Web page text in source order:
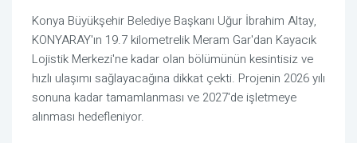
Konya Büyükşehir Belediye Başkanı Uğur İbrahim Altay,
KONYARAY'ın 19.7 kilometrelik Meram Gar'dan Kayacık
Lojistik Merkezi'ne kadar olan bölümünün kesintisiz ve
hızlı ulaşımı sağlayacağına dikkat çekti. Projenin 2026 yılı
sonuna kadar tamamlanması ve 2027'de işletmeye
alınması hedefleniyor.